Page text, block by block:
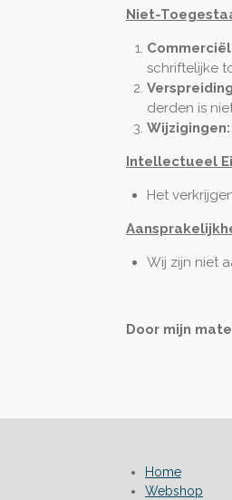
Niet-
schriftelijke
derden is
Wijzigingen:
Intellectueel
Het
Wij zijn niet
Door mijn
Home
Webshop